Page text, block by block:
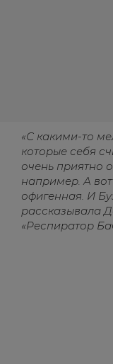
«С какими-то
которые себя
очень приятно
например. А
офигенная. И
рассказывала
«Респиратор